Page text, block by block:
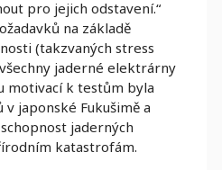
pro jejich odstavení.“
na základě
(takzvaných stress
jaderné elektrárny
motivací k testům byla
japonské Fukušimě a
jaderných
katastrofám.